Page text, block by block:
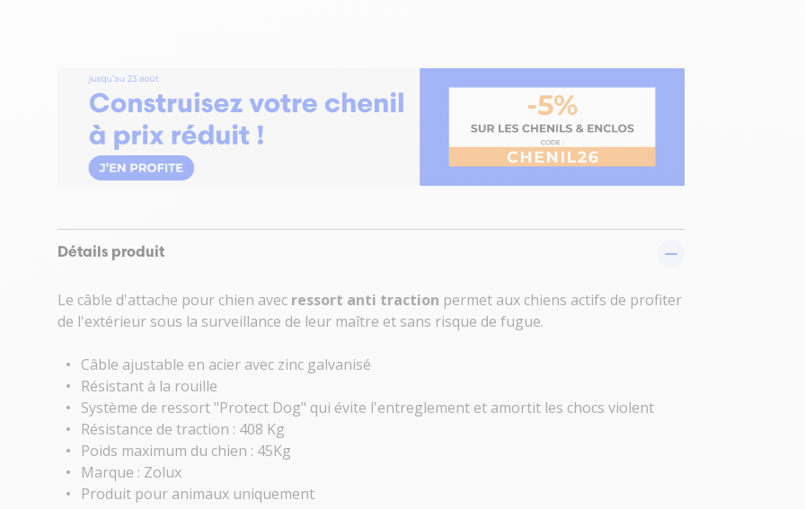
Détails produit
Le câble d'attache pour chien avec ressort anti traction permet aux chiens actifs de profiter
de l'extérieur sous la surveillance de leur maître et sans risque de fugue.
Câble ajustable en acier avec zinc galvanisé
Résistant à la rouille
Système de ressort "Protect Dog" qui évite l'entreglement et amortit les chocs violent
Résistance de traction : 408 Kg
Poids maximum du chien : 45Kg
Marque : Zolux
Produit pour animaux uniquement